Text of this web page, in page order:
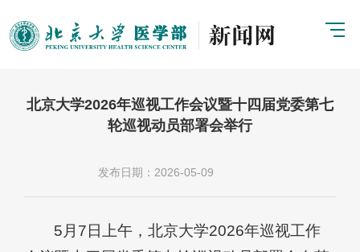
北京大学2026年巡视工作会议暨十四届党委第七
轮巡视动员部署会举行
发布日期：2026-05-09
5月7日上午，北京大学2026年巡视工作